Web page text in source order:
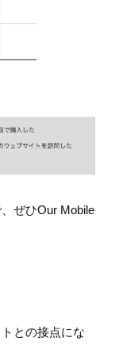
ぜひOur Mobile
との接点にな